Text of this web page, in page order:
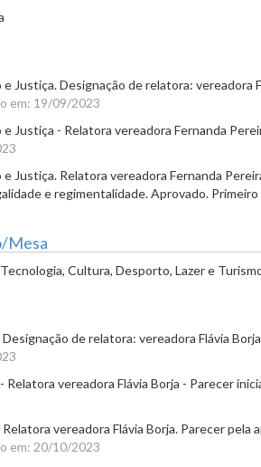
e Justiça. Designação de relatora: vereadora
em: 19/09/2023
e Justiça - Relatora vereadora Fernanda
e Justiça. Relatora vereadora Fernanda
e regimentalidade. Aprovado.
Mesa
Cultura, Desporto, Lazer e
de relatora: vereadora Flávia
Relatora vereadora Flávia Borja - Parecer
vereadora Flávia Borja. Parecer pela
em: 20/10/2023